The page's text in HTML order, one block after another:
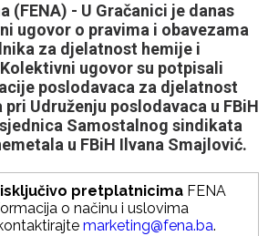
(FENA) - U Gračanici je danas
ugovor o pravima i obavezama
za djelatnost hemije i
ugovor su potpisali
poslodavaca za djelatnost
Udruženju poslodavaca u FBiH
Samostalnog sindikata
u FBiH Ilvana Smajlović.
isključivo pretplatnicima FENA
o načinu i uslovima
marketing@fena.ba.